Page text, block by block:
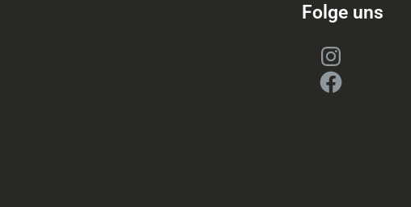
Folge uns
Instagram
Facebook